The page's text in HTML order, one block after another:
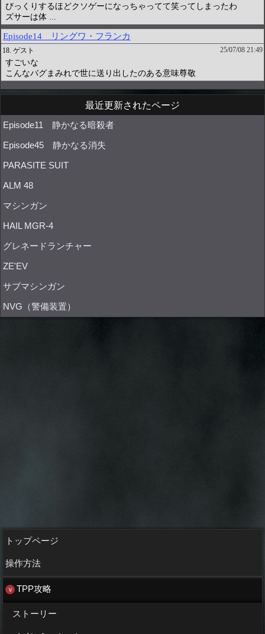
最近更新されたページ
Episode11 静かなる暗殺者
Episode45 静かなる消失
PARASITE SUIT
ALM 48
マシンガン
HAIL MGR-4
グレネードランチャー
ZE'EV
サブマシンガン
NVG（警備装置）
トップページ
操作方法
TPP攻略
ストーリー